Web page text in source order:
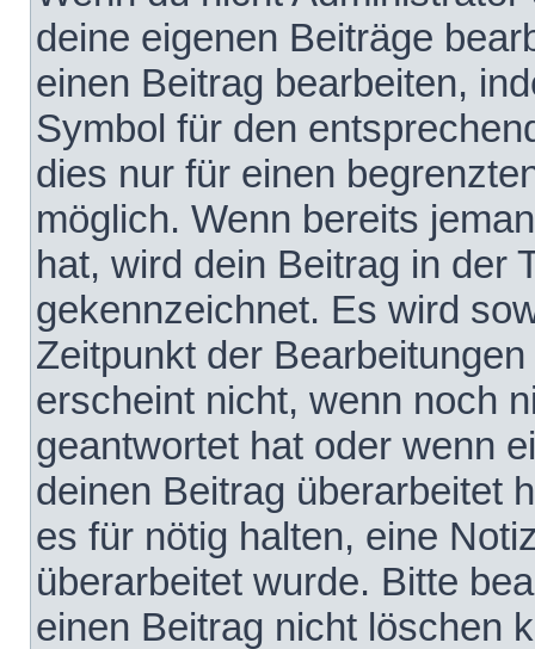
deine eigenen Beiträge
einen Beitrag bearbeiten,
Symbol für den
dies nur für einen
möglich. Wenn bereits
hat, wird dein Beitrag in der
gekennzeichnet. Es wird
Zeitpunkt der
erscheint nicht, wenn noch
geantwortet hat oder wenn
deinen Beitrag überarbeitet
es für nötig halten, eine
überarbeitet wurde. Bitte
einen Beitrag nicht löschen